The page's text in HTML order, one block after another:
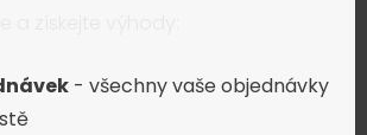
- všechny vaše objednávky